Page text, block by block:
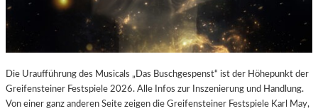
G
Die Uraufführung des Musicals „Das Buschgespenst“ ist der Höhepunkt der
Greifensteiner Festspiele 2026. Alle Infos zur Inszenierung und Handlung.
Von einer ganz anderen Seite zeigen die Greifensteiner Festspiele Karl May,